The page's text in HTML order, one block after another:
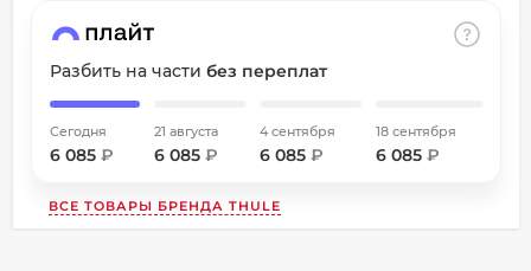
Разбить на части без переплат
Сегодня
6 085 ₽
21 августа
6 085₽
4 сентября
6 085 ₽
18 сентября
6 085 ₽
ВСЕ ТОВАРЫ БРЕНДА THULE
2 недели
8 800 302-02-51